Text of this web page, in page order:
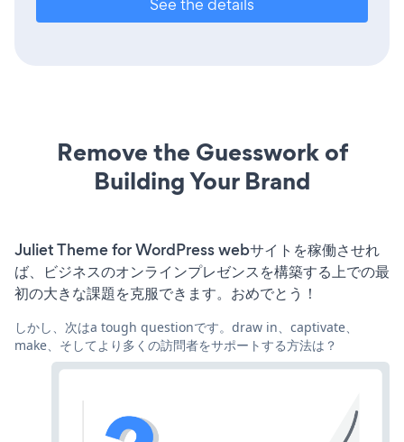
See the details
Remove the Guesswork of
Building Your Brand
Juliet Theme for WordPress webサイトを稼働させれ
ば、ビジネスのオンラインプレゼンスを構築する上での最
初の大きな課題を克服できます。おめでとう！
しかし、次はa tough questionです。draw in、captivate、
make、そしてより多くの訪問者をサポートする方法は？